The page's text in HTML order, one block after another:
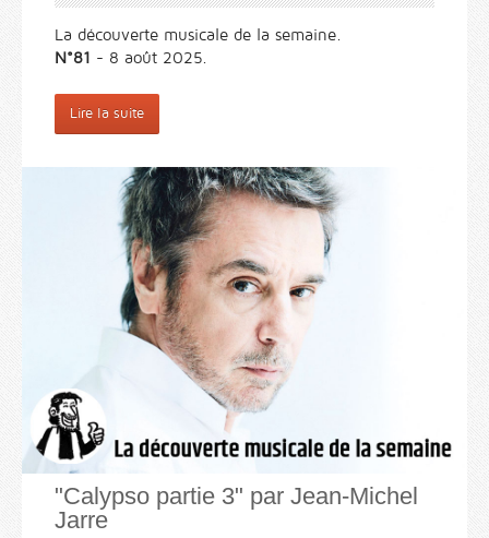
La découverte musicale de la semaine.
N°81 - 8 août 2025.
Lire la suite
"Calypso partie 3" par Jean-Michel
Jarre